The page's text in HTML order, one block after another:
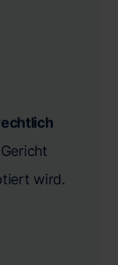
wird.